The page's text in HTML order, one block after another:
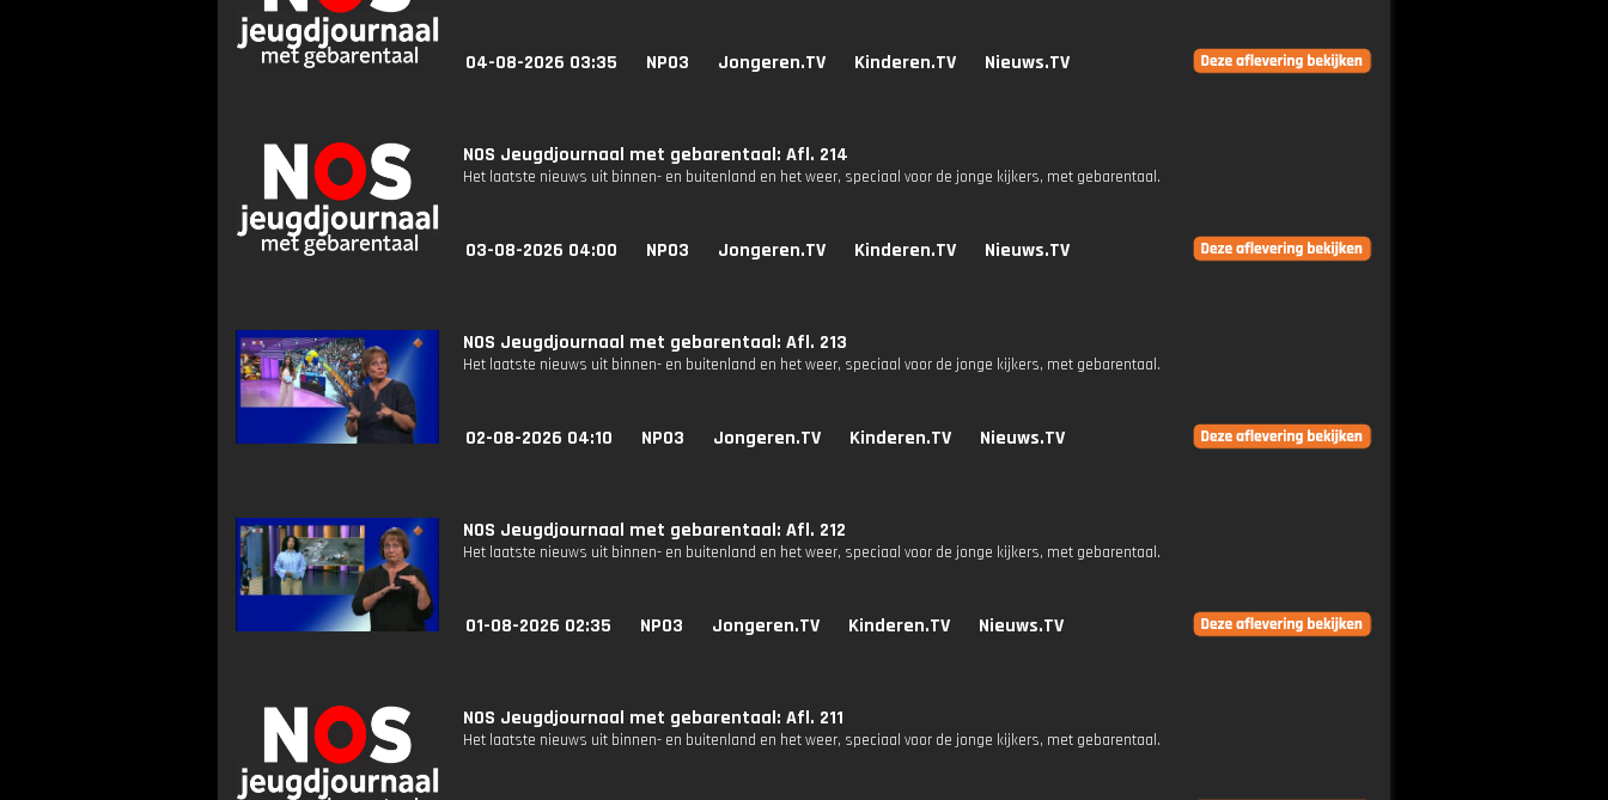
04-08-2026 03:35 NPO3 Jongeren.TV Kinderen.TV Nieuws.TV
NOS Jeugdjournaal met gebarentaal: Afl. 214
Het laatste nieuws uit binnen- en buitenland en het weer, speciaal voor de jonge kijkers, met gebarentaal.
03-08-2026 04:00 NPO3 Jongeren.TV Kinderen.TV Nieuws.TV
NOS Jeugdjournaal met gebarentaal: Afl. 213
Het laatste nieuws uit binnen- en buitenland en het weer, speciaal voor de jonge kijkers, met gebarentaal.
02-08-2026 04:10 NPO3 Jongeren.TV Kinderen.TV Nieuws.TV
NOS Jeugdjournaal met gebarentaal: Afl. 212
Het laatste nieuws uit binnen- en buitenland en het weer, speciaal voor de jonge kijkers, met gebarentaal.
01-08-2026 02:35 NPO3 Jongeren.TV Kinderen.TV Nieuws.TV
NOS Jeugdjournaal met gebarentaal: Afl. 211
Het laatste nieuws uit binnen- en buitenland en het weer, speciaal voor de jonge kijkers, met gebarentaal.